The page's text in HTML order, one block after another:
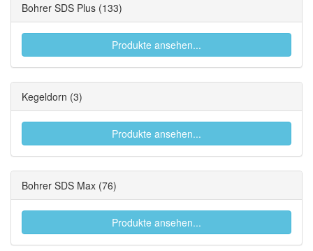
Bohrer SDS Plus (133)
Produkte ansehen...
Kegeldorn (3)
Produkte ansehen...
Bohrer SDS Max (76)
Produkte ansehen...